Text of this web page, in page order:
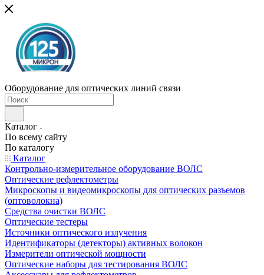
Оборудование для оптических линий связи
Каталог
По всему сайту
По каталогу
Каталог
Контрольно-измерительное оборудование ВОЛС
Оптические рефлектометры
Микроскопы и видеомикроскопы для оптических разъемов
(оптоволокна)
Средства очистки ВОЛС
Оптические тестеры
Источники оптического излучения
Идентификаторы (детекторы) активных волокон
Измерители оптической мощности
Оптические наборы для тестирования ВОЛС